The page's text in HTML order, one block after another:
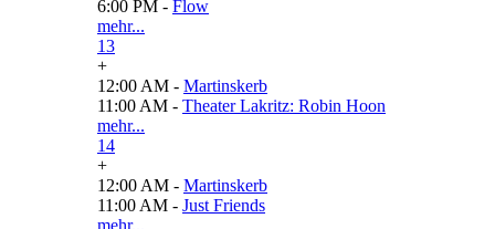
6:00 PM - Flow
mehr...
13
+
12:00 AM - Martinskerb
11:00 AM - Theater Lakritz: Robin Hoon
mehr...
14
+
12:00 AM - Martinskerb
11:00 AM - Just Friends
mehr...